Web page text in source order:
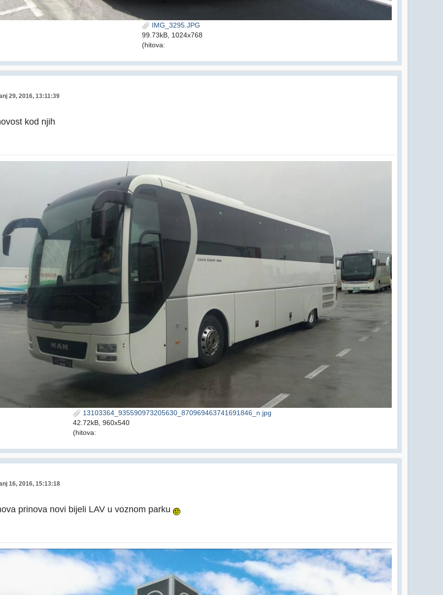
IMG_3295.JPG
99.73kB, 1024x768
(hitova:
29, 2016, 13:11:39
kod njih
13103364_935590973205630_870969463741691846_n.jpg
42.72kB, 960x540
(hitova:
16, 2016, 15:13:18
prinova novi bijeli LAV u voznom parku